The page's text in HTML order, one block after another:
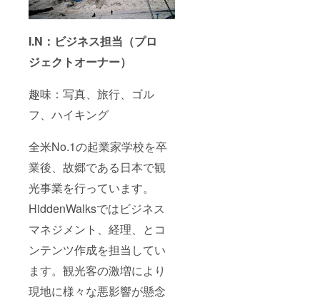
I.N：ビジネス担当（プロ
ジェクトオーナー）
趣味：写真、旅行、ゴル
フ、ハイキング
全米No.1の起業家学校を卒
業後、故郷である日本で観
光事業を行っています。
HiddenWalksではビジネス
マネジメント、経理、とコ
ンテンツ作成を担当してい
ます。観光客の激増により
現地に様々な悪影響が懸念